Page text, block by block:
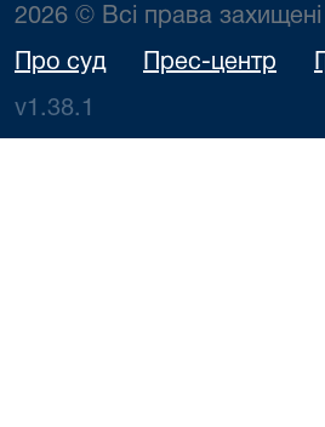
2026 © Всі права захищені
Про суд Прес-центр
v1.38.1